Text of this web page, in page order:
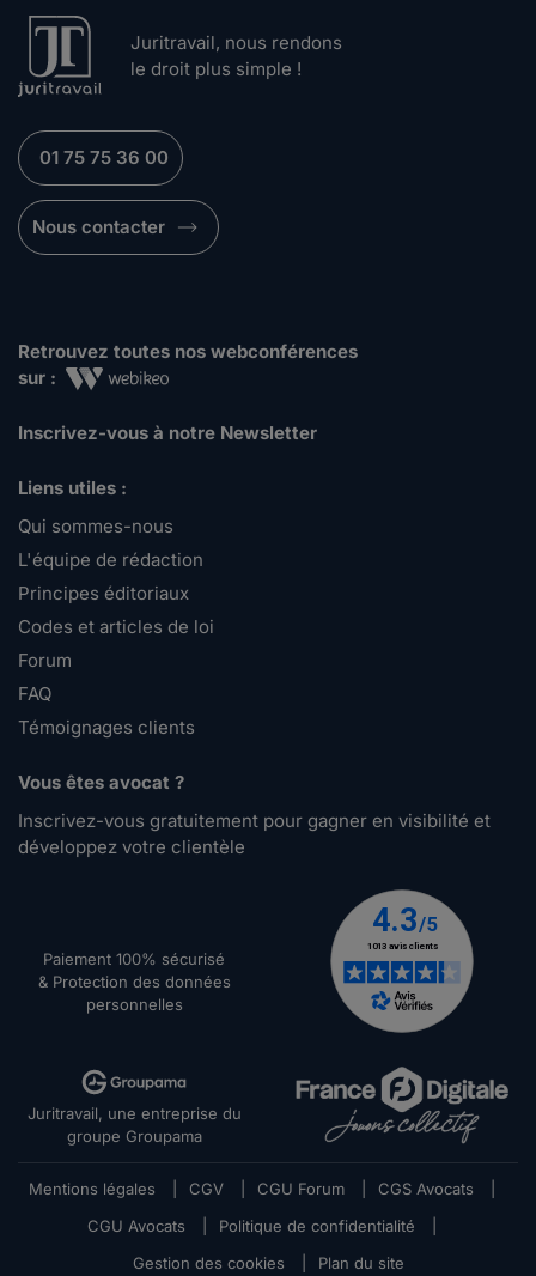
Juritravail, nous rendons
le droit plus simple !
01 75 75 36 00
Nous contacter
Retrouvez toutes nos webconférences
sur :
Inscrivez-vous à notre Newsletter
Liens utiles :
Qui sommes-nous
L'équipe de rédaction
Principes éditoriaux
Codes et articles de loi
Forum
FAQ
Témoignages clients
Vous êtes avocat ?
Inscrivez-vous gratuitement pour gagner en visibilité et
développez votre clientèle
Paiement 100% sécurisé
& Protection des données
personnelles
Juritravail, une entreprise du
groupe Groupama
Mentions légales CGV CGU Forum CGS Avocats
CGU Avocats
Politique de confidentialité
Gestion des cookies
Plan du site